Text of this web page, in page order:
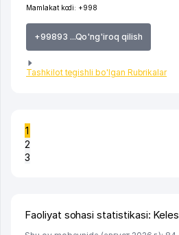
Mamlakat kodi: +998
+99893 ...Qo'ng'iroq qilish
Tashkilot tegishli bo'lgan Rubrikalar
1
2
3
Faoliyat sohasi statistikasi: Keles